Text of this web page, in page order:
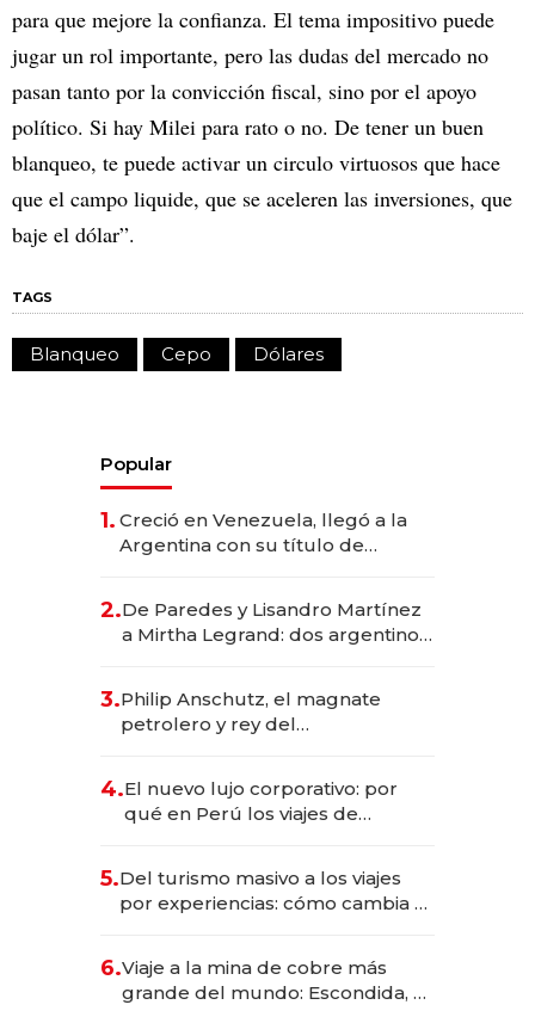
para que mejore la confianza. El tema impositivo puede
jugar un rol importante, pero las dudas del mercado no
pasan tanto por la convicción fiscal, sino por el apoyo
político. Si hay Milei para rato o no. De tener un buen
blanqueo, te puede activar un circulo virtuosos que hace
que el campo liquide, que se aceleren las inversiones, que
baje el dólar”.
TAGS
Blanqueo Cepo Dólares
Popular
1. Creció en Venezuela, llegó a la
Argentina con su título de
las marcas "fast premium"
2.De Paredes y Lisandro Martínez
a Mirtha Legrand: dos argentinos
3.Philip Anschutz, el magnate
petrolero y rey del
Fénix
4.El nuevo lujo corporativo: por
qué en Perú los viajes de
transformadoras
5.Del turismo masivo a los viajes
por experiencias: cómo cambia el
6.Viaje a la mina de cobre más
grande del mundo: Escondida, el